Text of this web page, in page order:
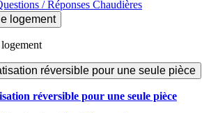
/ Réponses Chaudières
le logement
réversible pour une seule pièce
réversible pour une seule pièce